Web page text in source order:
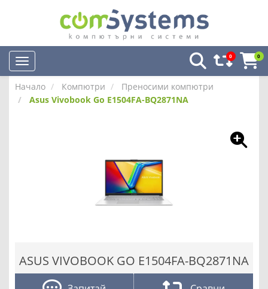
0 0
Начало Компютри
Преносими компютри
Asus Vivobook Go E1504FA-BQ2871NA
ASUS VIVOBOOK GO E1504FA-BQ2871NA